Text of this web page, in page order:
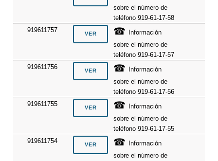
sobre el número de
teléfono 919-61-17-58
919611757
☎
Información
sobre el número de
teléfono 919-61-17-57
919611756
☎
Información
sobre el número de
teléfono 919-61-17-56
919611755
☎
Información
sobre el número de
teléfono 919-61-17-55
919611754
☎
Información
sobre el número de